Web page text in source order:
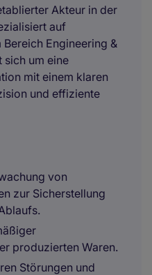
Akteur in der
auf
Engineering &
sich um eine
mit einem klaren
und effiziente
von
zur Sicherstellung
produzierten Waren.
Störungen und